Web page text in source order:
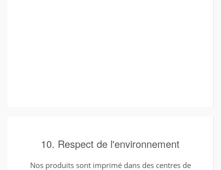
10. Respect de l'environnement
Nos produits sont imprimé dans des centres de